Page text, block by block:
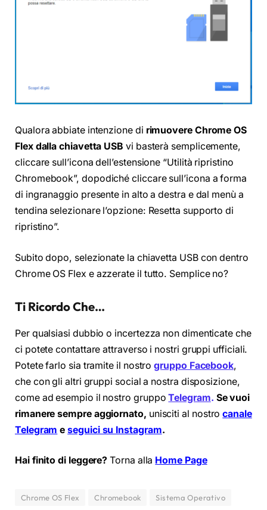
Qualora abbiate intenzione di rimuovere Chrome OS
Flex dalla chiavetta USB vi basterà semplicemente,
cliccare sull’icona dell’estensione “Utilità ripristino
Chromebook”, dopodiché cliccare sull’icona a forma
di ingranaggio presente in alto a destra e dal menù a
tendina selezionare l’opzione: Resetta supporto di
ripristino”.
Subito dopo, selezionate la chiavetta USB con dentro
Chrome OS Flex e azzerate il tutto. Semplice no?
Ti Ricordo Che…
Per qualsiasi dubbio o incertezza non dimenticate che
ci potete contattare attraverso i nostri gruppi ufficiali.
Potete farlo sia tramite il nostrogruppo Facebook,
che con gli altri gruppi social a nostra disposizione,
come ad esempio il nostro gruppoTelegram. Se vuoi
rimanere sempre aggiornato, unisciti al nostro canale
Telegram eseguici su Instagram.
Hai finito di leggere?Torna alla Home Page
Chrome OS Flex Chromebook Sistema Operativo